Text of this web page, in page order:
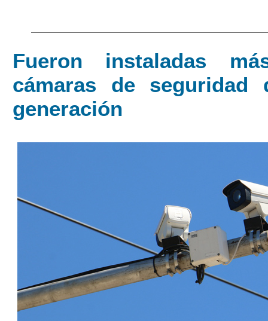
Fueron instaladas
cámaras de seguridad
generación